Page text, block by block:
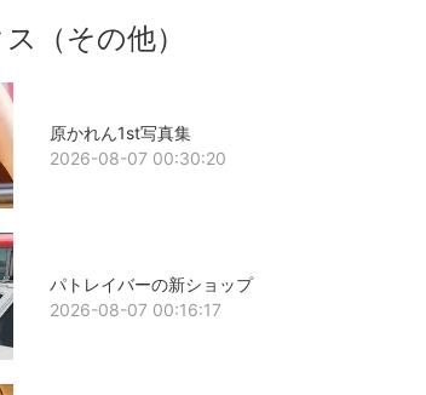
（その他）
原かれん1st写真集
2026-08-07 00:30:20
パトレイバーの新ショップ
2026-08-07 00:16:17